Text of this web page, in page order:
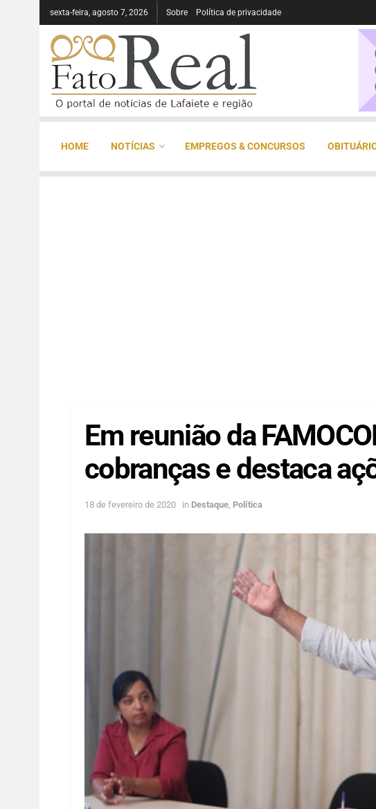
sexta-feira, agosto 7, 2026 Sobre Política de privacidade
HOME NOTÍCIAS EMPREGOS & CONCURSOS
Em reunião da
cobranças e destaca
18 de fevereiro de 2020 in Destaque Política